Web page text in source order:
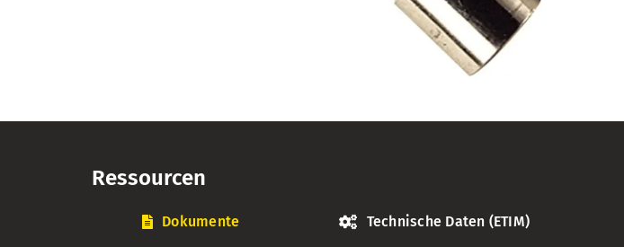
Ressourcen
Dokumente Technische Daten (ETIM)